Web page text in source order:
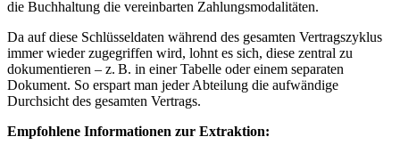
die Buchhaltung die vereinbarten Zahlungsmodalitäten.
Da auf diese Schlüsseldaten während des gesamten Vertragszyklus
immer wieder zugegriffen wird, lohnt es sich, diese zentral zu
dokumentieren – z. B. in einer Tabelle oder einem separaten
Dokument. So erspart man jeder Abteilung die aufwändige
Durchsicht des gesamten Vertrags.
Empfohlene Informationen zur Extraktion: